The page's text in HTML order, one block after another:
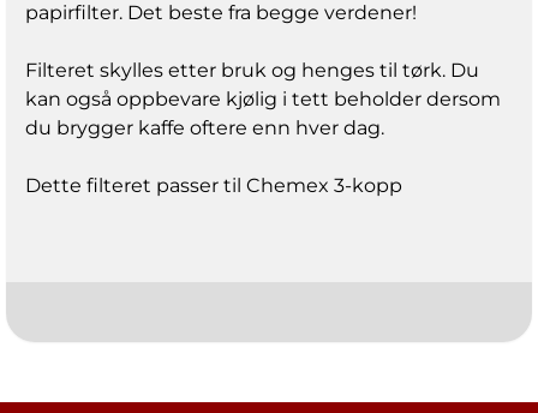
papirfilter. Det beste fra begge verdener!
Filteret skylles etter bruk og henges til tørk. Du
kan også oppbevare kjølig i tett beholder dersom
du brygger kaffe oftere enn hver dag.
Dette filteret passer til Chemex 3-kopp